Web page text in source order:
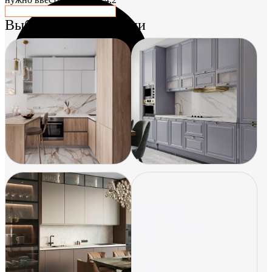
+ 7 977 712 87 02
Время работы: Пн-Пт с 10:00 до 19:00
Суббота и воскресенье по
предварительной записи
Москва, ул. Красная Сосна, 3
Выберите стиль кухни